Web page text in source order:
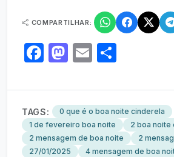
COMPARTILHAR:
Facebook
Mastodon
Email
TAGS:
0 que é o boa noite cinderela
1 de fevereiro boa noite
2 boa noite
2 mensagem de boa noite
2
27/01/2025
4 mensagem de boa